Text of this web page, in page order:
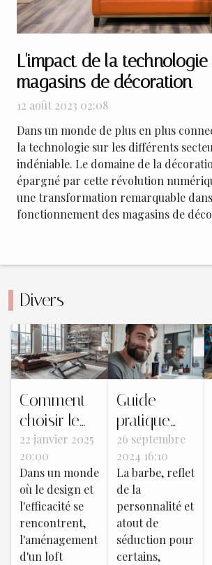
L'impact de la technologie
magasins de décoration
12 août 2023 02:08
Dans un monde de plus en plus
la technologie sur les différents
indéniable. Le domaine de la
épargné par cette révolution
une transformation remarquable
fonctionnement des magasins de
Divers
Comment
choisir le
mobilier
industriel
parfait pour
un loft
moderne
22 janvier 2025
20:00
Dans un monde
où le design et
l'efficacité se
rencontrent,
l'aménagement
d'un loft
Guide
pratique
pour choisir
une
tondeuse à
barbe selon
vos
besoins
26 septembre
2024 16:10
La barbe, reflet
de la
personnalité et
atout de
séduction pour
certains,